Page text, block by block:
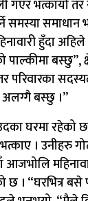
गएर भत्कायो
समस्या समाधान
हुँदा
बस्छु”,
परिवारका
अलग्गै बस्छु ।”
घरमा रहेको
भत्काए । उनीहरु
छ । “घरभित्र